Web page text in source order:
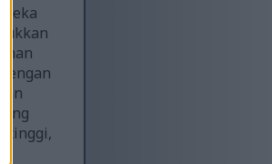
tinggi,